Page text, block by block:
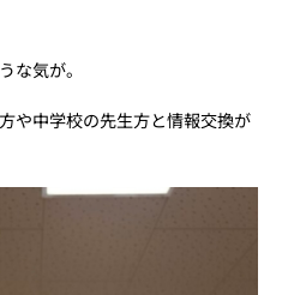
な気が。
や中学校の先生方と情報交換が